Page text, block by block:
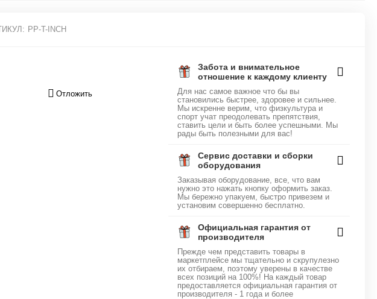
PP-T-INCH
Отложить
Забота и внимательное
отношение к каждому клиенту
Для нас самое важное что бы вы
становились быстрее, здоровее и сильнее.
Мы искренне верим, что физкультура и
спорт учат преодолевать препятствия,
ставить цели и быть более успешными. Мы
рады быть полезными для вас!
Сервис доставки и сборки
оборудования
Заказывая оборудование, все, что вам
нужно это нажать кнопку оформить заказ.
Мы бережно упакуем, быстро привезем и
установим совершенно бесплатно.
Официальная гарантия от
производителя
Прежде чем представить товары в
маркетплейсе мы тщательно и скрупулезно
их отбираем, поэтому уверены в качестве
всех позиций на 100%! На каждый товар
предоставляется официальная гарантия от
производителя - 1 года и более